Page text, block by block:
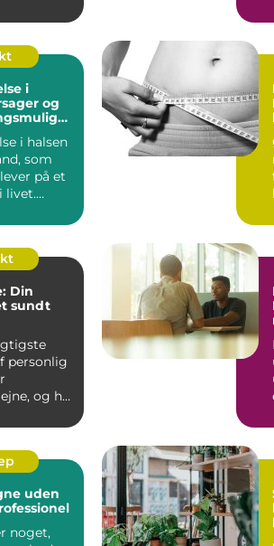
i
og
i halsen
som
på et
livet.
Din
sundt
personlig
og her
uden
noget,